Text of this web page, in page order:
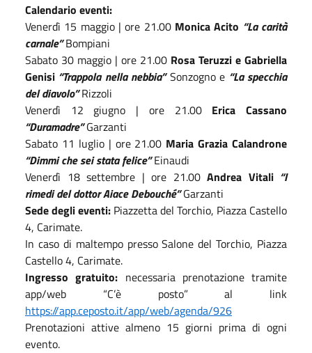
Calendario eventi:
Venerdì 15 maggio | ore 21.00Monica Acito “La carità
carnale” Bompiani
Sabato 30 maggio | ore 21.00 Rosa Teruzzi e Gabriella
Genisi “Trappola nella nebbia” Sonzogno e “La specchia
del diavolo”Rizzoli
Venerdì 12 giugno | ore 21.00 Erica Cassano
“Duramadre” Garzanti
Sabato 11 luglio | ore 21.00 Maria Grazia Calandrone
“Dimmi che sei stata felice” Einaudi
Venerdì 18 settembre | ore 21.00 Andrea Vitali “I
rimedi del dottor Aiace Debouché”Garzanti
Sede degli eventi: Piazzetta del Torchio, Piazza Castello
4, Carimate.
In caso di maltempo presso Salone del Torchio, Piazza
Castello 4, Carimate.
Ingresso gratuito: necessaria prenotazione tramite
app/web “C’è posto” al link
https://app.ceposto.it/app/web/agenda/926
Prenotazioni attive almeno 15 giorni prima di ogni
evento.